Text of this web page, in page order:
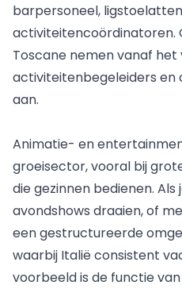
barpersoneel,
activiteitencoördinatoren.
Toscane nemen vanaf
activiteitenbegeleiders en
aan.
Animatie- en
groeisector, vooral bij
die gezinnen bedienen.
avondshows draaien, of
een gestructureerde
waarbij Italië consistent
voorbeeld is de functie van